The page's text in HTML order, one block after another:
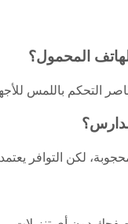
التحكم باللمس
لكن التوافر